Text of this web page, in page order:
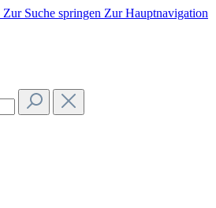
Zur Suche springen Zur Hauptnavigation